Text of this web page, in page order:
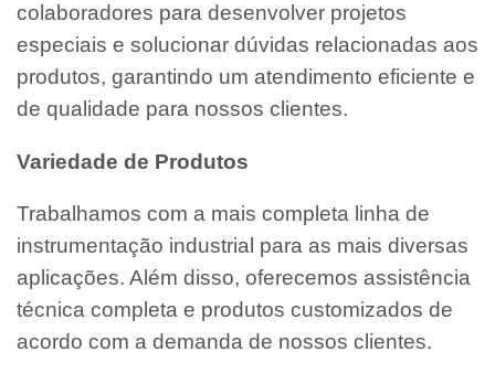
colaboradores para desenvolver projetos
especiais e solucionar dúvidas relacionadas aos
produtos, garantindo um atendimento eficiente e
de qualidade para nossos clientes.
Variedade de Produtos
Trabalhamos com a mais completa linha de
instrumentação industrial para as mais diversas
aplicações. Além disso, oferecemos assistência
técnica completa e produtos customizados de
acordo com a demanda de nossos clientes.